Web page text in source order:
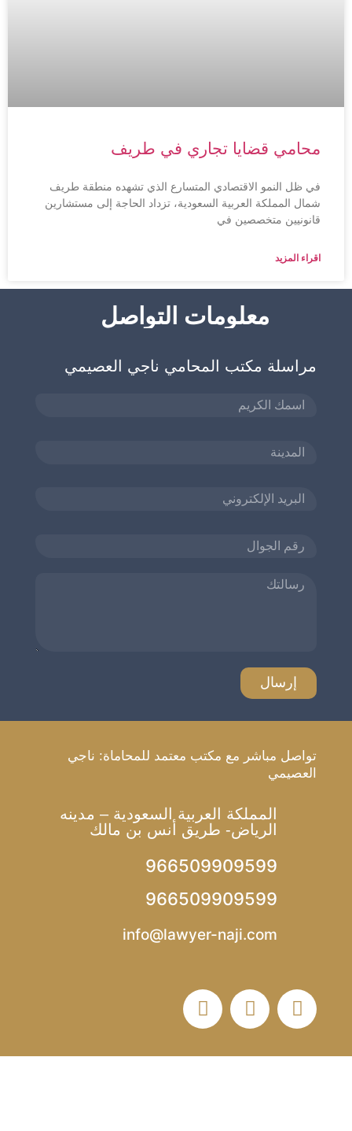
محامي قضايا تجاري في طريف
في ظل النمو الاقتصادي المتسارع الذي تشهده منطقة طريف
شمال المملكة العربية السعودية، تزداد الحاجة إلى مستشارين
قانونيين متخصصين في
اقراء المزيد
معلومات التواصل
مراسلة مكتب المحامي ناجي العصيمي
تواصل مباشر مع مكتب معتمد للمحاماة: ناجي
العصيمي
المملكة العربية السعودية – مدينه
الرياض- طريق أنس بن مالك
966509909599
966509909599
info@lawyer-naji.com